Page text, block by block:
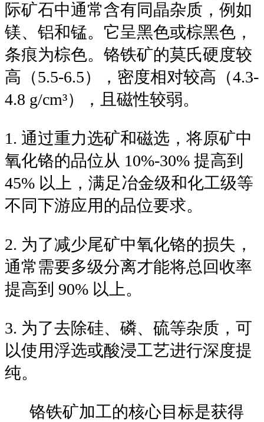
际矿石中通常含有同晶杂质，例如
镁、铝和锰。它呈黑色或棕黑色，
条痕为棕色。铬铁矿的莫氏硬度较
高（5.5-6.5），密度相对较高（4.3-
4.8 g/cm³），且磁性较弱。
1. 通过重力选矿和磁选，将原矿中
氧化铬的品位从 10%-30% 提高到
45% 以上，满足冶金级和化工级等
不同下游应用的品位要求。
2. 为了减少尾矿中氧化铬的损失，
通常需要多级分离才能将总回收率
提高到 90% 以上。
3. 为了去除硅、磷、硫等杂质，可
以使用浮选或酸浸工艺进行深度提
纯。
铬铁矿加工的核心目标是获得